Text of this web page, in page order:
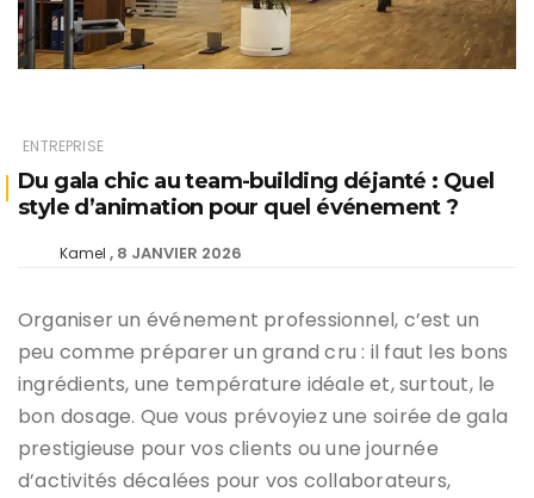
ENTREPRISE
Du gala chic au team-building déjanté : Quel
style d’animation pour quel événement ?
Kamel 8 JANVIER 2026
Organiser un événement professionnel, c’est un
peu comme préparer un grand cru : il faut les bons
ingrédients, une température idéale et, surtout, le
bon dosage. Que vous prévoyiez une soirée de gala
prestigieuse pour vos clients ou une journée
d’activités décalées pour vos collaborateurs,